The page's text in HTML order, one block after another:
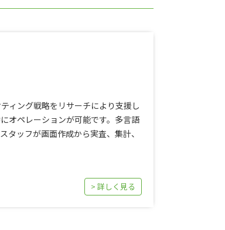
ィング戦略をリサーチにより支援し
オペレーションが可能です。多言語
タッフが画面作成から実査、集計、
> 詳しく見る